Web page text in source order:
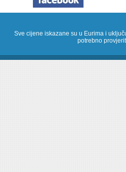
Sve cijene iskazane su u Eurima i
potrebno